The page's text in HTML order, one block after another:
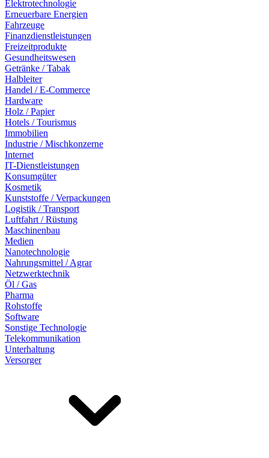
Elektrotechnologie
Erneuerbare Energien
Fahrzeuge
Finanzdienstleistungen
Freizeitprodukte
Gesundheitswesen
Getränke / Tabak
Halbleiter
Handel / E-Commerce
Hardware
Holz / Papier
Hotels / Tourismus
Immobilien
Industrie / Mischkonzerne
Internet
IT-Dienstleistungen
Konsumgüter
Kosmetik
Kunststoffe / Verpackungen
Logistik / Transport
Luftfahrt / Rüstung
Maschinenbau
Medien
Nanotechnologie
Nahrungsmittel / Agrar
Netzwerktechnik
Öl / Gas
Pharma
Rohstoffe
Software
Sonstige Technologie
Telekommunikation
Unterhaltung
Versorger